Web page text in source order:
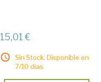
15,01 €
Sin Stock. Disponible en
7/10 días.